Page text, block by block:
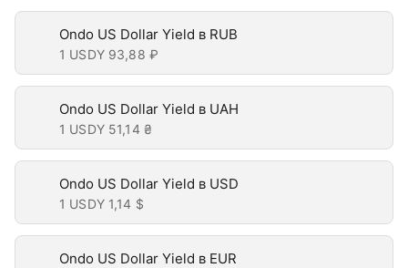
Ondo US Dollar Yield в RUB
1 USDY 93,88 ₽
Ondo US Dollar Yield в UAH
1 USDY 51,14 ₴
Ondo US Dollar Yield в USD
1 USDY 1,14 $
Ondo US Dollar Yield в EUR